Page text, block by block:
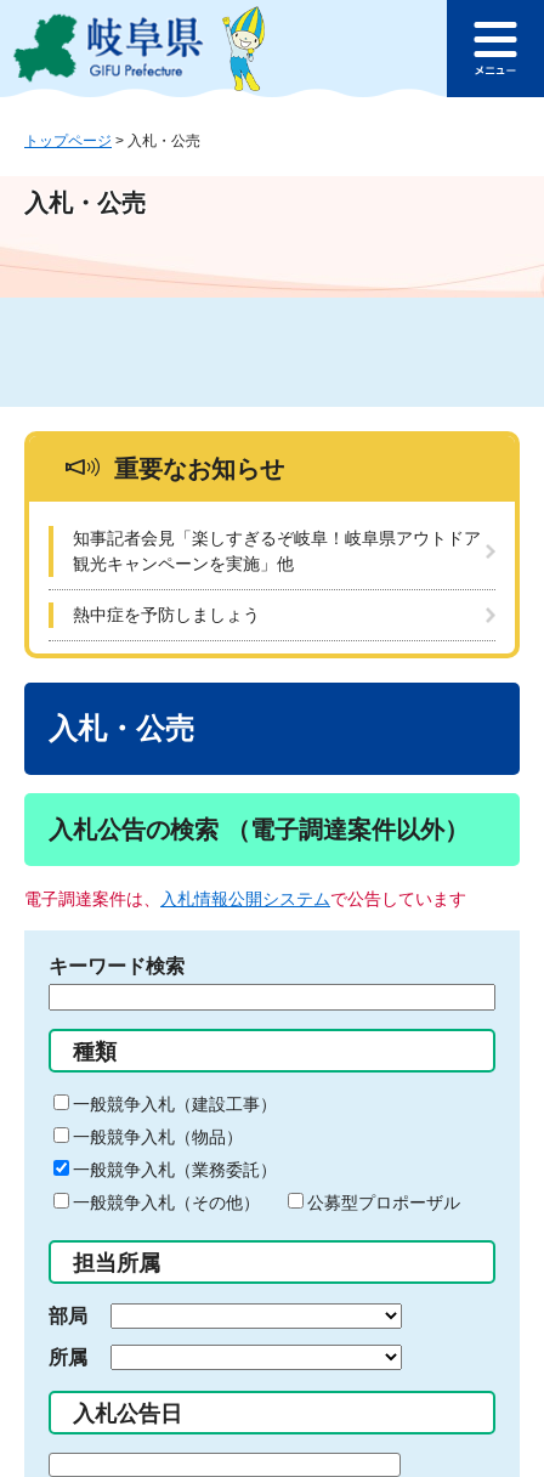
ジ
ュ
文
このページの本文へ
ュ
トップページ > 入札・公売
入札・公売
重要なお知らせ
知事記者会見「楽しすぎるぞ岐阜！岐阜県アウトドア
観光キャンペーンを実施」他
熱中症を予防しましょう
入札・公売
入札公告の検索 （電子調達案件以外）
電子調達案件は、 入札情報公開システムで公告しています
キーワード検索
る
キ
ー
ワ
ー
ド
入
力
種類
一般競争入札（建設工事）
一般競争入札（物品）
一般競争入札（業務委託）
一般競争入札（その他）
公募型プロポーザル
担当所属
部局
所属
入札公告日